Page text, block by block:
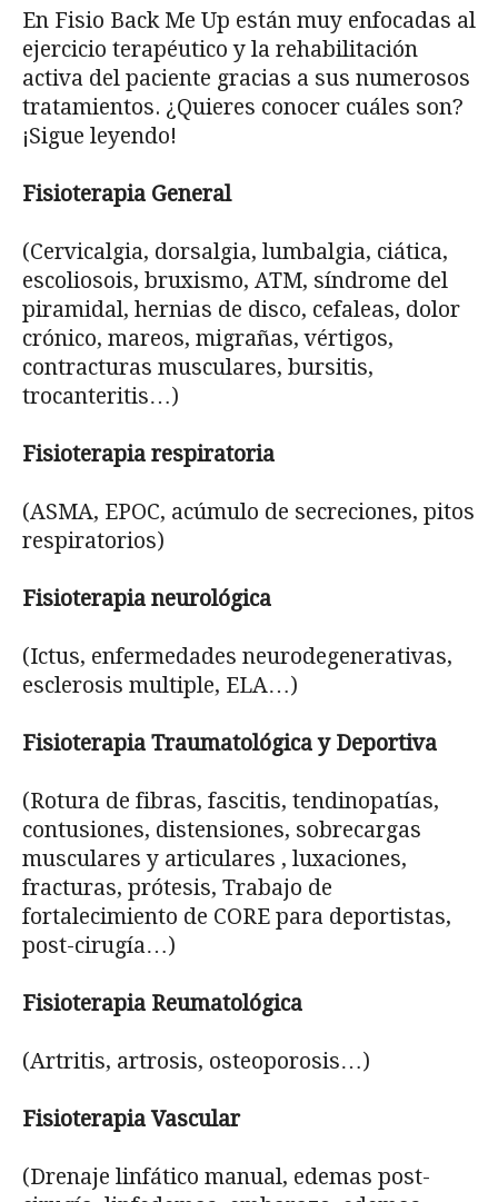
En Fisio Back Me Up están muy enfocadas al
ejercicio terapéutico y la rehabilitación
activa del paciente gracias a sus numerosos
tratamientos. ¿Quieres conocer cuáles son?
¡Sigue leyendo!
Fisioterapia General
(Cervicalgia, dorsalgia, lumbalgia, ciática,
escoliosois, bruxismo, ATM, síndrome del
piramidal, hernias de disco, cefaleas, dolor
crónico, mareos, migrañas, vértigos,
contracturas musculares, bursitis,
trocanteritis…)
Fisioterapia respiratoria
(ASMA, EPOC, acúmulo de secreciones, pitos
respiratorios)
Fisioterapia neurológica
(Ictus, enfermedades neurodegenerativas,
esclerosis multiple, ELA…)
Fisioterapia Traumatológica y Deportiva
(Rotura de fibras, fascitis, tendinopatías,
contusiones, distensiones, sobrecargas
musculares y articulares , luxaciones,
fracturas, prótesis, Trabajo de
fortalecimiento de CORE para deportistas,
post-cirugía…)
Fisioterapia Reumatológica
(Artritis, artrosis, osteoporosis…)
Fisioterapia Vascular
(Drenaje linfático manual, edemas post-